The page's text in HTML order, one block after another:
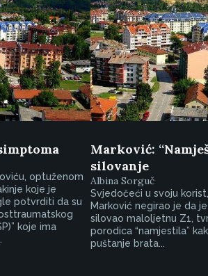
optuženom
koje je
potvrditi da su
koje ima
Marković:
silovanje
Albina Sorguč
Svjedočeći u svoju
Marković negirao je da
silovao maloljetnu Z1,
porodica “namjestila”
puštanje brata...